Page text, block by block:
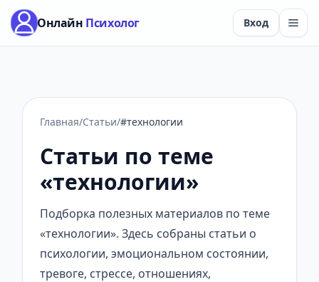
Онлайн Психолог Вход
Главная/Статьи/#технологии
Статьи по теме
«технологии»
Подборка полезных материалов по теме
«технологии». Здесь собраны статьи о
психологии, эмоциональном состоянии,
тревоге, стрессе, отношениях,